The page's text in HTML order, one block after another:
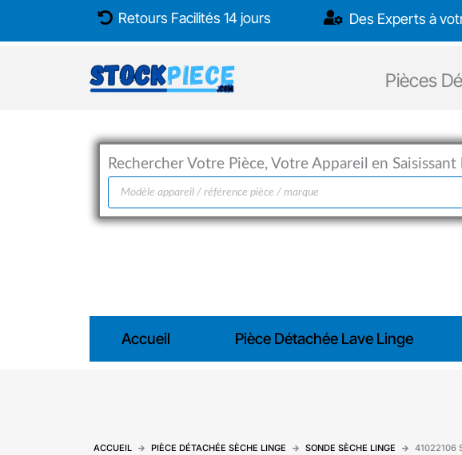
Retours Facilités 14 jours Des Experts à
Pièces
Rechercher Votre Pièce, Votre Appareil en Saisissant
Recherche
produits
Accueil Pièce Détachée Lave Linge
ACCUEIL PIÈCE DÉTACHÉE SÈCHE LINGE SONDE SÈCHE LINGE 41022106